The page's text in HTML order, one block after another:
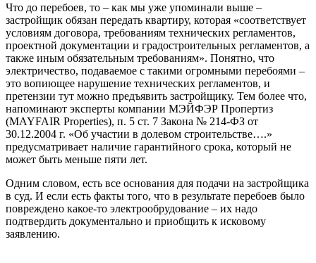
Что до перебоев, то – как мы уже упоминали выше –
застройщик обязан передать квартиру, которая «соответствует
условиям договора, требованиям технических регламентов,
проектной документации и градостроительных регламентов, а
также иным обязательным требованиям». Понятно, что
электричество, подаваемое с такими огромными перебоями –
это вопиющее нарушение технических регламентов, и
претензии тут можно предъявить застройщику. Тем более что,
напоминают эксперты компании МЭЙФЭР Пропертиз
(MAYFAIR Properties), п. 5 ст. 7 Закона № 214-ФЗ от
30.12.2004 г. «Об участии в долевом строительстве….»
предусматривает наличие гарантийного срока, который не
может быть меньше пяти лет.
Одним словом, есть все основания для подачи на застройщика
в суд. И если есть факты того, что в результате перебоев было
повреждено какое-то электрообрудование – их надо
подтвердить документально и приобщить к исковому
заявлению.